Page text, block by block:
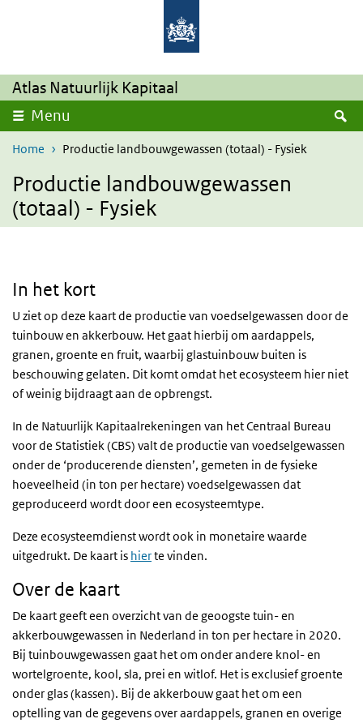
Overslaan en naar de inhoud gaan
Atlas Natuurlijk Kapitaal
Menu
Home Productie landbouwgewassen (totaal) - Fysiek
Productie landbouwgewassen
(totaal) - Fysiek
In het kort
U ziet op deze kaart de productie van voedselgewassen door de
tuinbouw en akkerbouw. Het gaat hierbij om aardappels,
granen, groente en fruit, waarbij glastuinbouw buiten is
beschouwing gelaten. Dit komt omdat het ecosysteem hier niet
of weinig bijdraagt aan de opbrengst.
In de Natuurlijk Kapitaalrekeningen van het Centraal Bureau
voor de Statistiek (CBS) valt de productie van voedselgewassen
onder de ‘producerende diensten’, gemeten in de fysieke
hoeveelheid (in ton per hectare) voedselgewassen dat
geproduceerd wordt door een ecosysteemtype.
Deze ecosysteemdienst wordt ook in monetaire waarde
uitgedrukt. De kaart is hierte vinden.
Over de kaart
De kaart geeft een overzicht van de geoogste tuin- en
akkerbouwgewassen in Nederland in ton per hectare in 2020.
Bij tuinbouwgewassen gaat het om onder andere knol- en
wortelgroente, kool, sla, prei en witlof. Het is exclusief groente
onder glas (kassen). Bij de akkerbouw gaat het om een
optelling van de gegevens over aardappels, granen en overige